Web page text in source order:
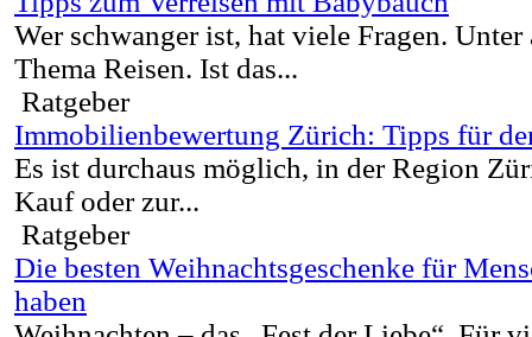
Wer schwanger ist, hat viele Fragen. Unter
Thema Reisen. Ist das...
Ratgeber
Immobilienbewertung Zürich: Tipps für
Es ist durchaus möglich, in der Region
Kauf oder zur...
Ratgeber
Die besten Weihnachtsgeschenke für
haben